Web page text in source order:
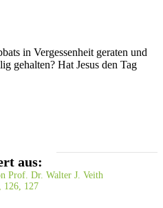
in Vergessenheit geraten und
gehalten? Hat Jesus den Tag
aus:
Prof. Dr. Walter J. Veith
126, 127